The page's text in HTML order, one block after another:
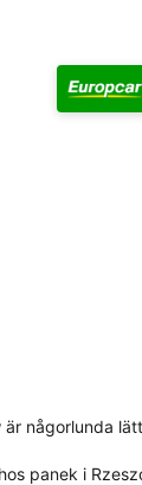
är någorlunda
panek i